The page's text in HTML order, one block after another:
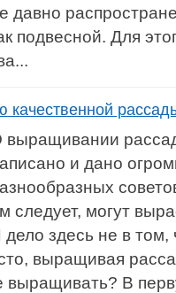
давно
подвесной. Для
выращивании
и дано
следует, могут
дело здесь не в том,
выращивая
выращивать? В